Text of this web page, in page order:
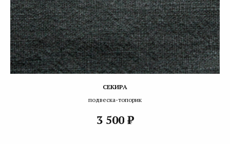
СЕКИРА
подвеска-топорик
3 500 ₽